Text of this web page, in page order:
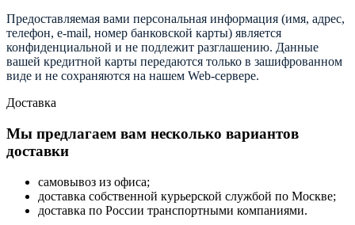
Предоставляемая вами персональная информация (имя, адрес,
телефон, e-mail, номер банковской карты) является
конфиденциальной и не подлежит разглашению. Данные
вашей кредитной карты передаются только в зашифрованном
виде и не сохраняются на нашем Web-сервере.
Доставка
Мы предлагаем вам несколько вариантов
доставки
самовывоз из офиса;
доставка собственной курьерской службой по Москве;
доставка по России транспортными компаниями.